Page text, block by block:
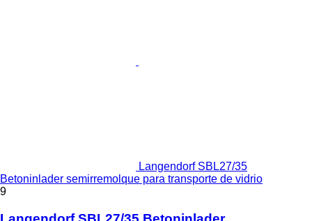
Langendorf SBL27/35
Betoninlader semirremolque para transporte de vidrio
9